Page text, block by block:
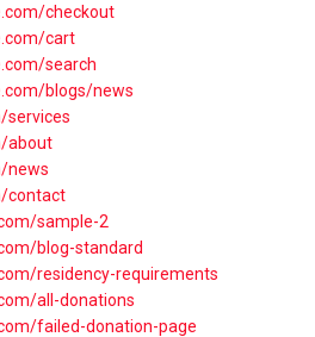
checkout
cart
search
blogs/news
services
about
news
contact
sample-2
blog-standard
residency-requirements
all-donations
failed-donation-page